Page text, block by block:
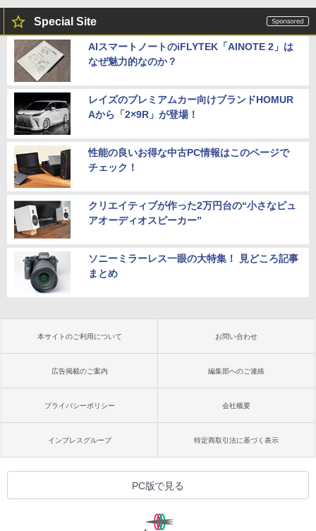
Special Site
AIスマートノートのiFLYTEK「AINOTE 2」は
なぜ魅力的なのか？
レイズのプレミアムカー向けブランドHOMUR
Aから「2×9R」が登場！
性能の良いお得な中古PC情報はこのページで
チェック！
クリエイティブが作った2万円台の“小さなピュ
アオーディオスピーカー”
ソニーミラーレス一眼の大特集！ 見どころ記事
まとめ
本サイトのご利用について お問い合わせ
広告掲載のご案内 編集部へのご連絡
プライバシーポリシー 会社概要
インプレスグループ 特定商取引法に基づく表示
PC版で見る